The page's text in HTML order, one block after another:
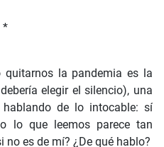
*
la pandemia es la
elegir el silencio), una
de lo intocable: sí
lo que leemos parece tan
no es de mí? ¿De qué hablo?